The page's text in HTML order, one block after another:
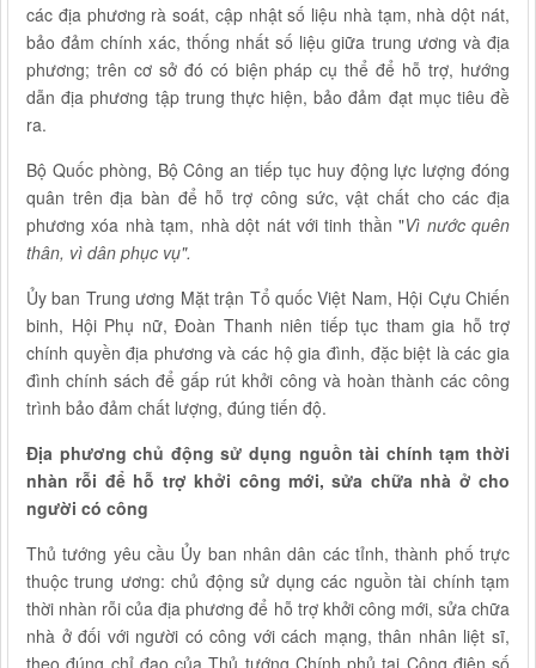
các địa phương rà soát, cập nhật số liệu nhà tạm, nhà dột nát,
bảo đảm chính xác, thống nhất số liệu giữa trung ương và địa
phương; trên cơ sở đó có biện pháp cụ thể để hỗ trợ, hướng
dẫn địa phương tập trung thực hiện, bảo đảm đạt mục tiêu đề
ra.
Bộ Quốc phòng, Bộ Công an tiếp tục huy động lực lượng đóng
quân trên địa bàn để hỗ trợ công sức, vật chất cho các địa
phương xóa nhà tạm, nhà dột nát với tinh thần "Vì nước quên
thân, vì dân phục vụ".
Ủy ban Trung ương Mặt trận Tổ quốc Việt Nam, Hội Cựu Chiến
binh, Hội Phụ nữ, Đoàn Thanh niên tiếp tục tham gia hỗ trợ
chính quyền địa phương và các hộ gia đình, đặc biệt là các gia
đình chính sách để gấp rút khởi công và hoàn thành các công
trình bảo đảm chất lượng, đúng tiến độ.
Địa phương chủ động sử dụng nguồn tài chính tạm thời
nhàn rỗi để hỗ trợ khởi công mới, sửa chữa nhà ở cho
người có công
Thủ tướng yêu cầu Ủy ban nhân dân các tỉnh, thành phố trực
thuộc trung ương: chủ động sử dụng các nguồn tài chính tạm
thời nhàn rỗi của địa phương để hỗ trợ khởi công mới, sửa chữa
nhà ở đối với người có công với cách mạng, thân nhân liệt sĩ,
theo đúng chỉ đạo của Thủ tướng Chính phủ tại Công điện số